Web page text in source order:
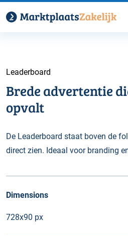
Leaderboard
Brede advertentie
opvalt
De Leaderboard staat boven de
direct zien. Ideaal voor branding
Dimensions
728x90 px